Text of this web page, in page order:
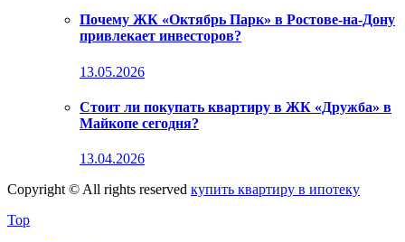
Почему ЖК «Октябрь Парк» в Ростове-на-Дону
привлекает инвесторов?
13.05.2026
Стоит ли покупать квартиру в ЖК «Дружба» в
Майкопе сегодня?
13.04.2026
Copyright © All rights reserved купить квартиру в ипотеку
Top